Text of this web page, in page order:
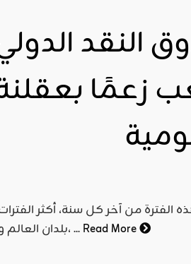
النقد
زعمًا
الفترة من آخر كل سنة، أكثر
بلدان العالم وخاصة منها المصنفة كبلدان نامية أو متخلفة، ...Read More